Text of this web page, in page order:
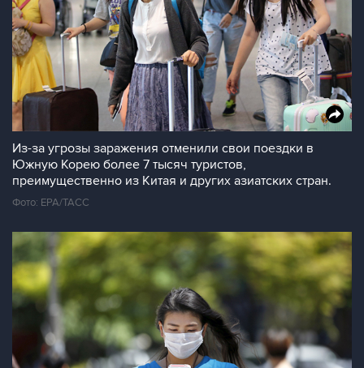
Из-за угрозы заражения отменили свои поездки в
Южную Корею более 7 тысяч туристов,
преимущественно из Китая и других азиатских стран.
Фото: EPA/ТАСС